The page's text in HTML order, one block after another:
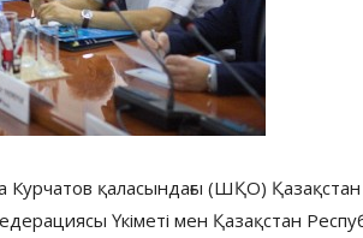
Курчатов қаласындағы (ШҚО)
Үкіметі мен Қазақстан